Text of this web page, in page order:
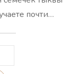
4.00Br
–
20.00Br
почти
магния и
40% фосфора
всего мира